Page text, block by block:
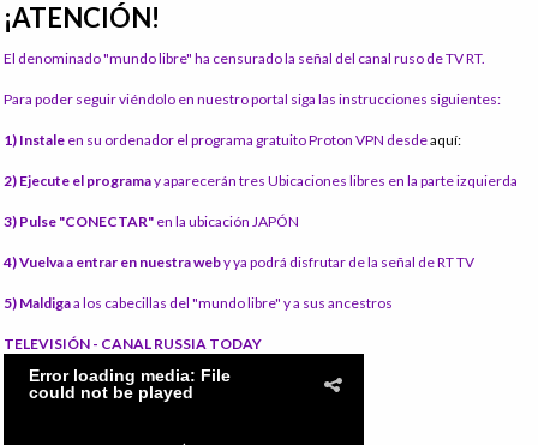
¡ATENCIÓN!
El denominado "mundo libre" ha censurado la señal del canal ruso de TV RT.
Para poder seguir viéndolo en nuestro portal siga las instrucciones siguientes:
1) Instale en su ordenador el programa gratuito Proton VPN desdeaquí:
2) Ejecute el programay aparecerán tres Ubicaciones libres en la parte izquierda
3) Pulse "CONECTAR" en la ubicación JAPÓN
4) Vuelva a entrar en nuestra weby ya podrá disfrutar de la señal de RT TV
5) Maldigaa los cabecillas del "mundo libre" y a sus ancestros
TELEVISIÓN - CANAL RUSSIA TODAY